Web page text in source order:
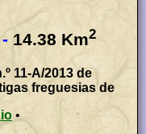
14.38 Km2
11-A/2013 de
freguesias de
•